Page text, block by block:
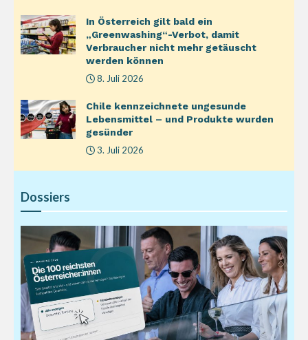
In Österreich gilt bald ein
„Greenwashing“-Verbot, damit
Verbraucher nicht mehr getäuscht
werden können
8. Juli 2026
Chile kennzeichnete ungesunde
Lebensmittel – und Produkte wurden
gesünder
3. Juli 2026
Dossiers